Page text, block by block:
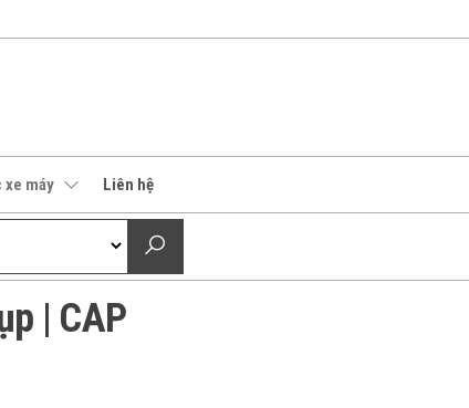
máy Liên hệ
| CAP